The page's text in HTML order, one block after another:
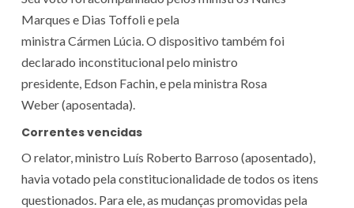
Marques e Dias Toffoli e pela
ministra Cármen Lúcia. O dispositivo também foi
declarado inconstitucional pelo ministro
presidente, Edson Fachin, e pela ministra Rosa
Weber (aposentada).
Correntes vencidas
O relator, ministro Luís Roberto Barroso (aposentado),
havia votado pela constitucionalidade de todos os itens
questionados. Para ele, as mudanças promovidas pela